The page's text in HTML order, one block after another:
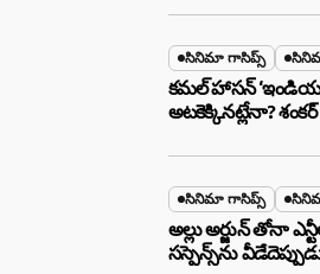
సినిమా గాసిప్స్
కమల్ హాసన్
అటకెక్కినట్లేనా?
జరుగుతోంది!
సినిమా గాసిప్స్
అల్లు అర్జున్ తోనా
సస్పెన్స్‌ను